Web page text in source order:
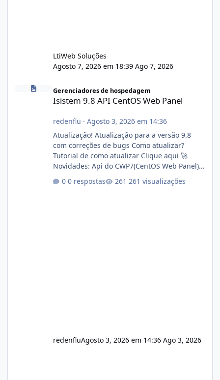
LtiWeb Soluções
Agosto 7, 2026 em 18:39 Ago 7, 2026
Isistem 9.8 API CentOS Web Panel
Gerenciadores de hospedagem
Isistem 9.8 API CentOS Web Panel
redenflu · Agosto 3, 2026 em 14:36
Atualização! Atualização para a versão 9.8
com correções de bugs Como atualizar?
Tutorial de como atualizar Clique aqui 🚀
Novidades: Api do CWP7(CentOS Web Panel)
Link publico para consulta de sub.dominio
autorizado a usasr o isistem:
0 respostas 261 visualizações
redenfluAgosto 3, 2026 em 14:36 Ago 3, 2026